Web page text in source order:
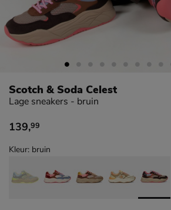
Scotch & Soda Celest
Lage sneakers - bruin
€ 139,99
139,99
Kleur: bruin